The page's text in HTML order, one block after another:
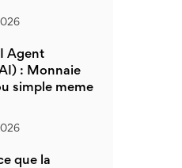
Agent
: Monnaie
simple meme
que la